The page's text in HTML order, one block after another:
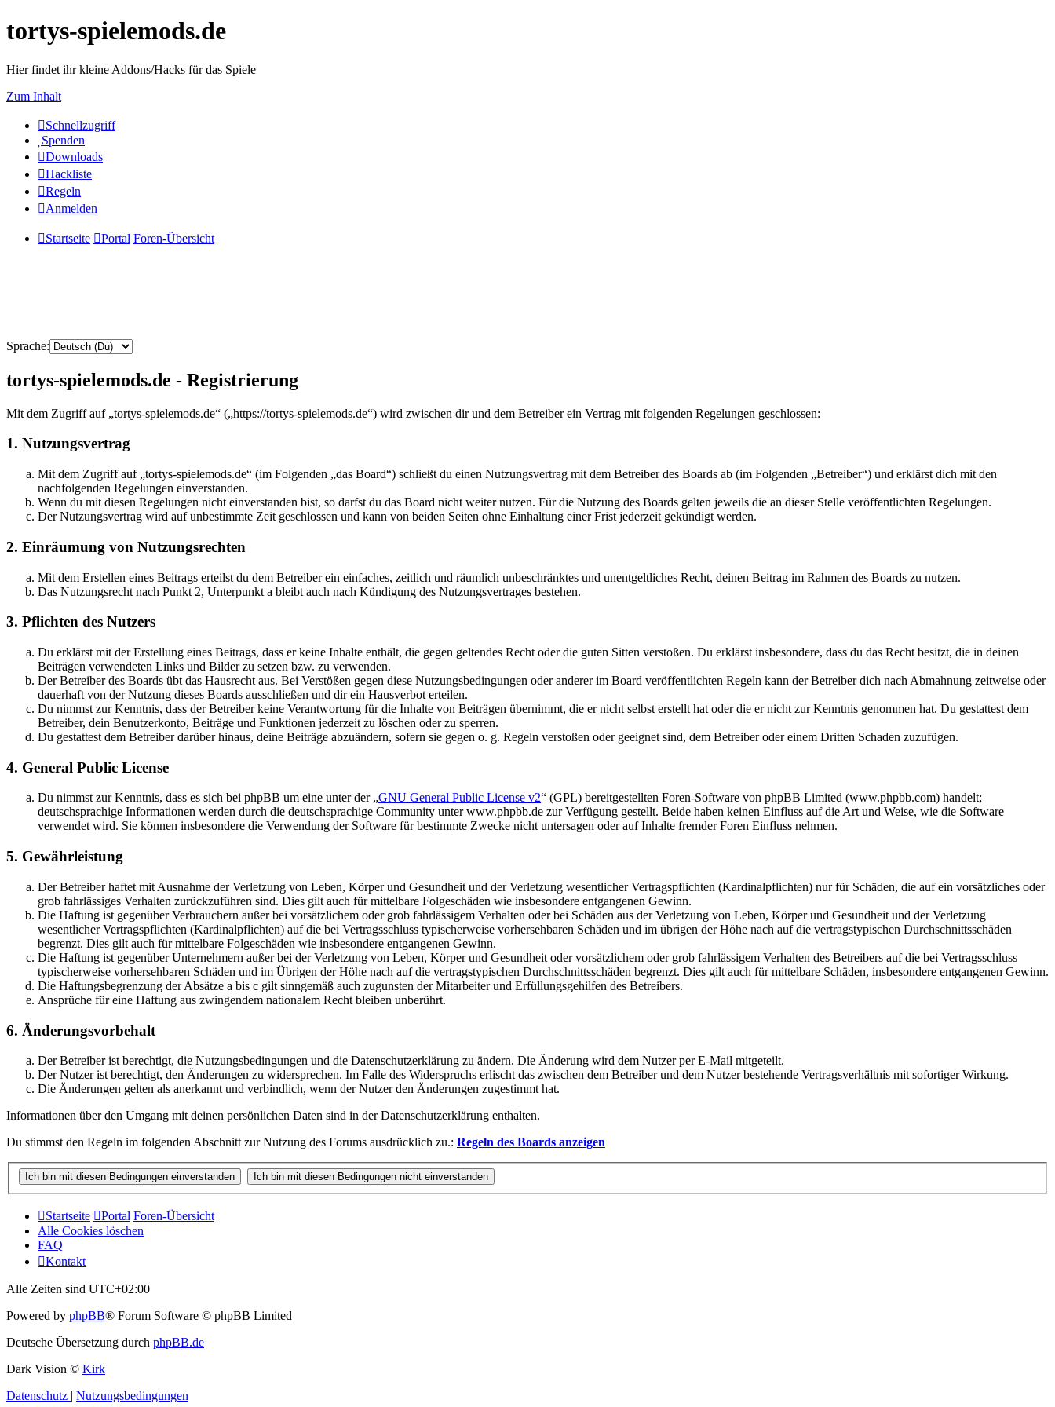
tortys-spielemods.de
Hier findet ihr kleine Addons/Hacks für das Spiele
Zum Inhalt
Schnellzugriff
Spenden
Downloads
Hackliste
Regeln
Anmelden
Startseite Portal Foren-Übersicht
Sprache:
tortys-spielemods.de - Registrierung
Mit dem Zugriff auf „tortys-spielemods.de“ („https://tortys-spielemods.de“) wird zwischen dir und dem Betreiber ein Vertrag mit folgenden Regelungen geschlossen:
1. Nutzungsvertrag
Mit dem Zugriff auf „tortys-spielemods.de“ (im Folgenden „das Board“) schließt du einen Nutzungsvertrag mit dem Betreiber des Boards ab (im Folgenden „Betreiber“) und erklärst dich mit den
nachfolgenden Regelungen einverstanden.
Wenn du mit diesen Regelungen nicht einverstanden bist, so darfst du das Board nicht weiter nutzen. Für die Nutzung des Boards gelten jeweils die an dieser Stelle veröffentlichten Regelungen.
Der Nutzungsvertrag wird auf unbestimmte Zeit geschlossen und kann von beiden Seiten ohne Einhaltung einer Frist jederzeit gekündigt werden.
2. Einräumung von Nutzungsrechten
Mit dem Erstellen eines Beitrags erteilst du dem Betreiber ein einfaches, zeitlich und räumlich unbeschränktes und unentgeltliches Recht, deinen Beitrag im Rahmen des Boards zu nutzen.
Das Nutzungsrecht nach Punkt 2, Unterpunkt a bleibt auch nach Kündigung des Nutzungsvertrages bestehen.
3. Pflichten des Nutzers
Du erklärst mit der Erstellung eines Beitrags, dass er keine Inhalte enthält, die gegen geltendes Recht oder die guten Sitten verstoßen. Du erklärst insbesondere, dass du das Recht besitzt, die in deinen
Beiträgen verwendeten Links und Bilder zu setzen bzw. zu verwenden.
Der Betreiber des Boards übt das Hausrecht aus. Bei Verstößen gegen diese Nutzungsbedingungen oder anderer im Board veröffentlichten Regeln kann der Betreiber dich nach Abmahnung zeitweise oder
dauerhaft von der Nutzung dieses Boards ausschließen und dir ein Hausverbot erteilen.
Du nimmst zur Kenntnis, dass der Betreiber keine Verantwortung für die Inhalte von Beiträgen übernimmt, die er nicht selbst erstellt hat oder die er nicht zur Kenntnis genommen hat. Du gestattest dem
Betreiber, dein Benutzerkonto, Beiträge und Funktionen jederzeit zu löschen oder zu sperren.
Du gestattest dem Betreiber darüber hinaus, deine Beiträge abzuändern, sofern sie gegen o. g. Regeln verstoßen oder geeignet sind, dem Betreiber oder einem Dritten Schaden zuzufügen.
4. General Public License
Du nimmst zur Kenntnis, dass es sich bei phpBB um eine unter der „GNU General Public License v2“ (GPL) bereitgestellten Foren-Software von phpBB Limited (www.phpbb.com) handelt;
deutschsprachige Informationen werden durch die deutschsprachige Community unter www.phpbb.de zur Verfügung gestellt. Beide haben keinen Einfluss auf die Art und Weise, wie die Software
verwendet wird. Sie können insbesondere die Verwendung der Software für bestimmte Zwecke nicht untersagen oder auf Inhalte fremder Foren Einfluss nehmen.
5. Gewährleistung
Der Betreiber haftet mit Ausnahme der Verletzung von Leben, Körper und Gesundheit und der Verletzung wesentlicher Vertragspflichten (Kardinalpflichten) nur für Schäden, die auf ein vorsätzliches oder
grob fahrlässiges Verhalten zurückzuführen sind. Dies gilt auch für mittelbare Folgeschäden wie insbesondere entgangenen Gewinn.
Die Haftung ist gegenüber Verbrauchern außer bei vorsätzlichem oder grob fahrlässigem Verhalten oder bei Schäden aus der Verletzung von Leben, Körper und Gesundheit und der Verletzung
wesentlicher Vertragspflichten (Kardinalpflichten) auf die bei Vertragsschluss typischerweise vorhersehbaren Schäden und im übrigen der Höhe nach auf die vertragstypischen Durchschnittsschäden
begrenzt. Dies gilt auch für mittelbare Folgeschäden wie insbesondere entgangenen Gewinn.
Die Haftung ist gegenüber Unternehmern außer bei der Verletzung von Leben, Körper und Gesundheit oder vorsätzlichem oder grob fahrlässigem Verhalten des Betreibers auf die bei Vertragsschluss
typischerweise vorhersehbaren Schäden und im Übrigen der Höhe nach auf die vertragstypischen Durchschnittsschäden begrenzt. Dies gilt auch für mittelbare Schäden, insbesondere entgangenen Gewinn.
Die Haftungsbegrenzung der Absätze a bis c gilt sinngemäß auch zugunsten der Mitarbeiter und Erfüllungsgehilfen des Betreibers.
Ansprüche für eine Haftung aus zwingendem nationalem Recht bleiben unberührt.
6. Änderungsvorbehalt
Der Betreiber ist berechtigt, die Nutzungsbedingungen und die Datenschutzerklärung zu ändern. Die Änderung wird dem Nutzer per E-Mail mitgeteilt.
Der Nutzer ist berechtigt, den Änderungen zu widersprechen. Im Falle des Widerspruchs erlischt das zwischen dem Betreiber und dem Nutzer bestehende Vertragsverhältnis mit sofortiger Wirkung.
Die Änderungen gelten als anerkannt und verbindlich, wenn der Nutzer den Änderungen zugestimmt hat.
Informationen über den Umgang mit deinen persönlichen Daten sind in der Datenschutzerklärung enthalten.
Du stimmst den Regeln im folgenden Abschnitt zur Nutzung des Forums ausdrücklich zu.: Regeln des Boards anzeigen
Startseite Portal Foren-Übersicht
Alle Cookies löschen
FAQ
Kontakt
Alle Zeiten sind UTC+02:00
Powered by phpBB® Forum Software © phpBB Limited
Deutsche Übersetzung durch phpBB.de
Dark Vision © Kirk
Datenschutz | Nutzungsbedingungen